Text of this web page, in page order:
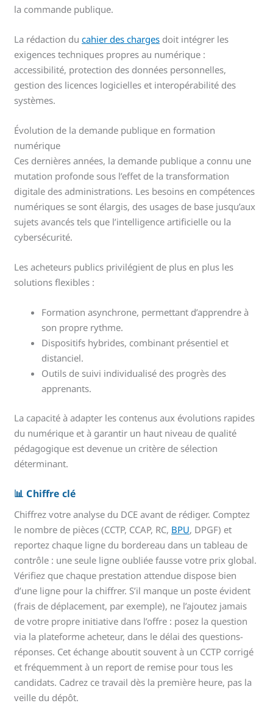
la commande publique.
La rédaction ducahier des charges doit intégrer les
exigences techniques propres au numérique :
accessibilité, protection des données personnelles,
gestion des licences logicielles et interopérabilité des
systèmes.
Évolution de la demande publique en formation
numérique
Ces dernières années, la demande publique a connu une
mutation profonde sous l’effet de la transformation
digitale des administrations. Les besoins en compétences
numériques se sont élargis, des usages de base jusqu’aux
sujets avancés tels que l’intelligence artificielle ou la
cybersécurité.
Les acheteurs publics privilégient de plus en plus les
solutions flexibles :
Formation asynchrone, permettant d’apprendre à
son propre rythme.
Dispositifs hybrides, combinant présentiel et
distanciel.
Outils de suivi individualisé des progrès des
apprenants.
La capacité à adapter les contenus aux évolutions rapides
du numérique et à garantir un haut niveau de qualité
pédagogique est devenue un critère de sélection
déterminant.
📊 Chiffre clé
Chiffrez votre analyse du DCE avant de rédiger. Comptez
le nombre de pièces (CCTP, CCAP, RC, BPU, DPGF) et
reportez chaque ligne du bordereau dans un tableau de
contrôle : une seule ligne oubliée fausse votre prix global.
Vérifiez que chaque prestation attendue dispose bien
d’une ligne pour la chiffrer. S’il manque un poste évident
(frais de déplacement, par exemple), ne l’ajoutez jamais
de votre propre initiative dans l’offre : posez la question
via la plateforme acheteur, dans le délai des questions-
réponses. Cet échange aboutit souvent à un CCTP corrigé
et fréquemment à un report de remise pour tous les
candidats. Cadrez ce travail dès la première heure, pas la
veille du dépôt.